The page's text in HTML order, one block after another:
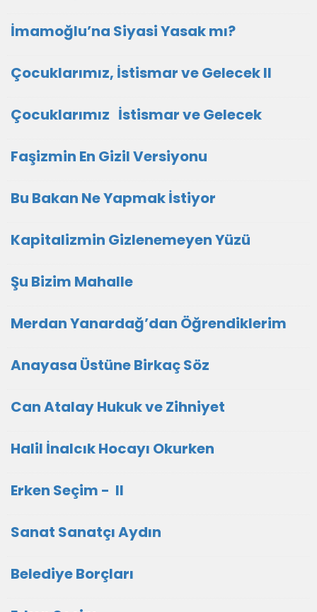
İmamoğlu’na Siyasi Yasak mı?
Çocuklarımız, İstismar ve Gelecek II
Çocuklarımız İstismar ve Gelecek
Faşizmin En Gizil Versiyonu
Bu Bakan Ne Yapmak İstiyor
Kapitalizmin Gizlenemeyen Yüzü
Şu Bizim Mahalle
Merdan Yanardağ’dan Öğrendiklerim
Anayasa Üstüne Birkaç Söz
Can Atalay Hukuk ve Zihniyet
Halil İnalcık Hocayı Okurken
Erken Seçim - II
Sanat Sanatçı Aydın
Belediye Borçları